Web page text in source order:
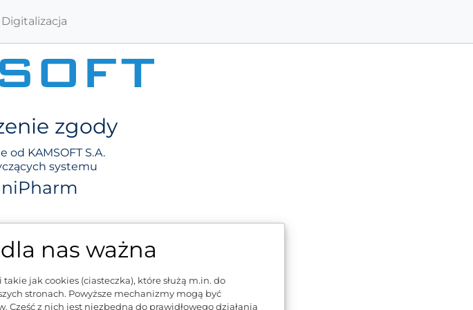
Digitalizacja
zgody
od KAMSOFT S.A.
systemu
osobowych przez KAMSOFT S.A.
nas ważna
jak cookies (ciasteczka), które służą m.in. do
stronach. Powyższe mechanizmy mogą być
Część z nich jest niezbędna do prawidłowego działania